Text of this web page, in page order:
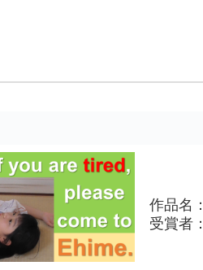
作品名
受賞者